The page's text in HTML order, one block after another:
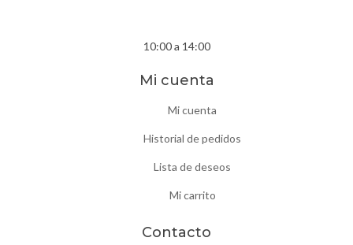
10:00 a 14:00
Mi cuenta
Mi cuenta
Historial de pedidos
Lista de deseos
Mi carrito
Contacto